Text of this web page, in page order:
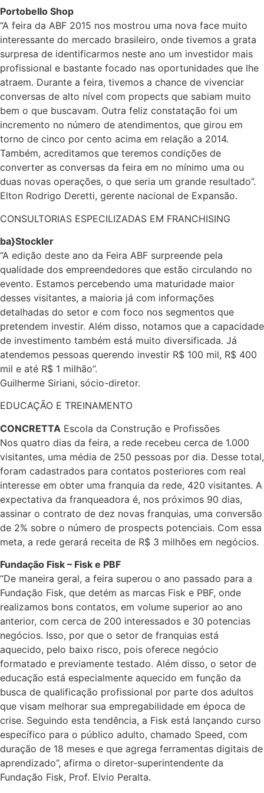
Portobello Shop
“A feira da ABF 2015 nos mostrou uma nova face muito
interessante do mercado brasileiro, onde tivemos a grata
surpresa de identificarmos neste ano um investidor mais
profissional e bastante focado nas oportunidades que lhe
atraem. Durante a feira, tivemos a chance de vivenciar
conversas de alto nível com propects que sabiam muito
bem o que buscavam. Outra feliz constatação foi um
incremento no número de atendimentos, que girou em
torno de cinco por cento acima em relação a 2014.
Também, acreditamos que teremos condições de
converter as conversas da feira em no mínimo uma ou
duas novas operações, o que seria um grande resultado”.
Elton Rodrigo Deretti, gerente nacional de Expansão.
CONSULTORIAS ESPECILIZADAS EM FRANCHISING
ba}Stockler
“A edição deste ano da Feira ABF surpreende pela
qualidade dos empreendedores que estão circulando no
evento. Estamos percebendo uma maturidade maior
desses visitantes, a maioria já com informações
detalhadas do setor e com foco nos segmentos que
pretendem investir. Além disso, notamos que a capacidade
de investimento também está muito diversificada. Já
atendemos pessoas querendo investir R$ 100 mil, R$ 400
mil e até R$ 1 milhão”.
Guilherme Siriani, sócio-diretor.
EDUCAÇÃO E TREINAMENTO
CONCRETTA Escola da Construção e Profissões
Nos quatro dias da feira, a rede recebeu cerca de 1.000
visitantes, uma média de 250 pessoas por dia. Desse total,
foram cadastrados para contatos posteriores com real
interesse em obter uma franquia da rede, 420 visitantes. A
expectativa da franqueadora é, nos próximos 90 dias,
assinar o contrato de dez novas franquias, uma conversão
de 2% sobre o número de prospects potenciais. Com essa
meta, a rede gerará receita de R$ 3 milhões em negócios.
Fundação Fisk – Fisk e PBF
“De maneira geral, a feira superou o ano passado para a
Fundação Fisk, que detém as marcas Fisk e PBF, onde
realizamos bons contatos, em volume superior ao ano
anterior, com cerca de 200 interessados e 30 potencias
negócios. Isso, por que o setor de franquias está
aquecido, pelo baixo risco, pois oferece negócio
formatado e previamente testado. Além disso, o setor de
educação está especialmente aquecido em função da
busca de qualificação profissional por parte dos adultos
que visam melhorar sua empregabilidade em época de
crise. Seguindo esta tendência, a Fisk está lançando curso
específico para o público adulto, chamado Speed, com
duração de 18 meses e que agrega ferramentas digitais de
aprendizado”, afirma o diretor-superintendente da
Fundação Fisk, Prof. Elvio Peralta.